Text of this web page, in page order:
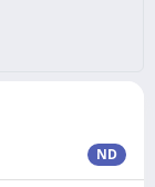
ND